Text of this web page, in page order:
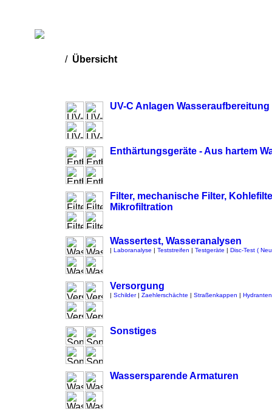
/ Übersicht
UV-C Anlagen
Enthärtungsgeräte - Aus hartem
Filter, mechanische Filter,
Mikrofiltration
Wassertest, Wasseranalysen
| Laboranalyse | Teststreifen | Testgeräte | Disc-Test (
Versorgung
| Schilder| Zaehlerschächte | Straßenkappen | Hydranten
Sonstiges
Wassersparende Armaturen